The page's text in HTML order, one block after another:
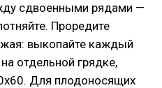
сдвоенными рядами —
Проредите
выкопайте каждый
отдельной грядке,
Для плодоносящих